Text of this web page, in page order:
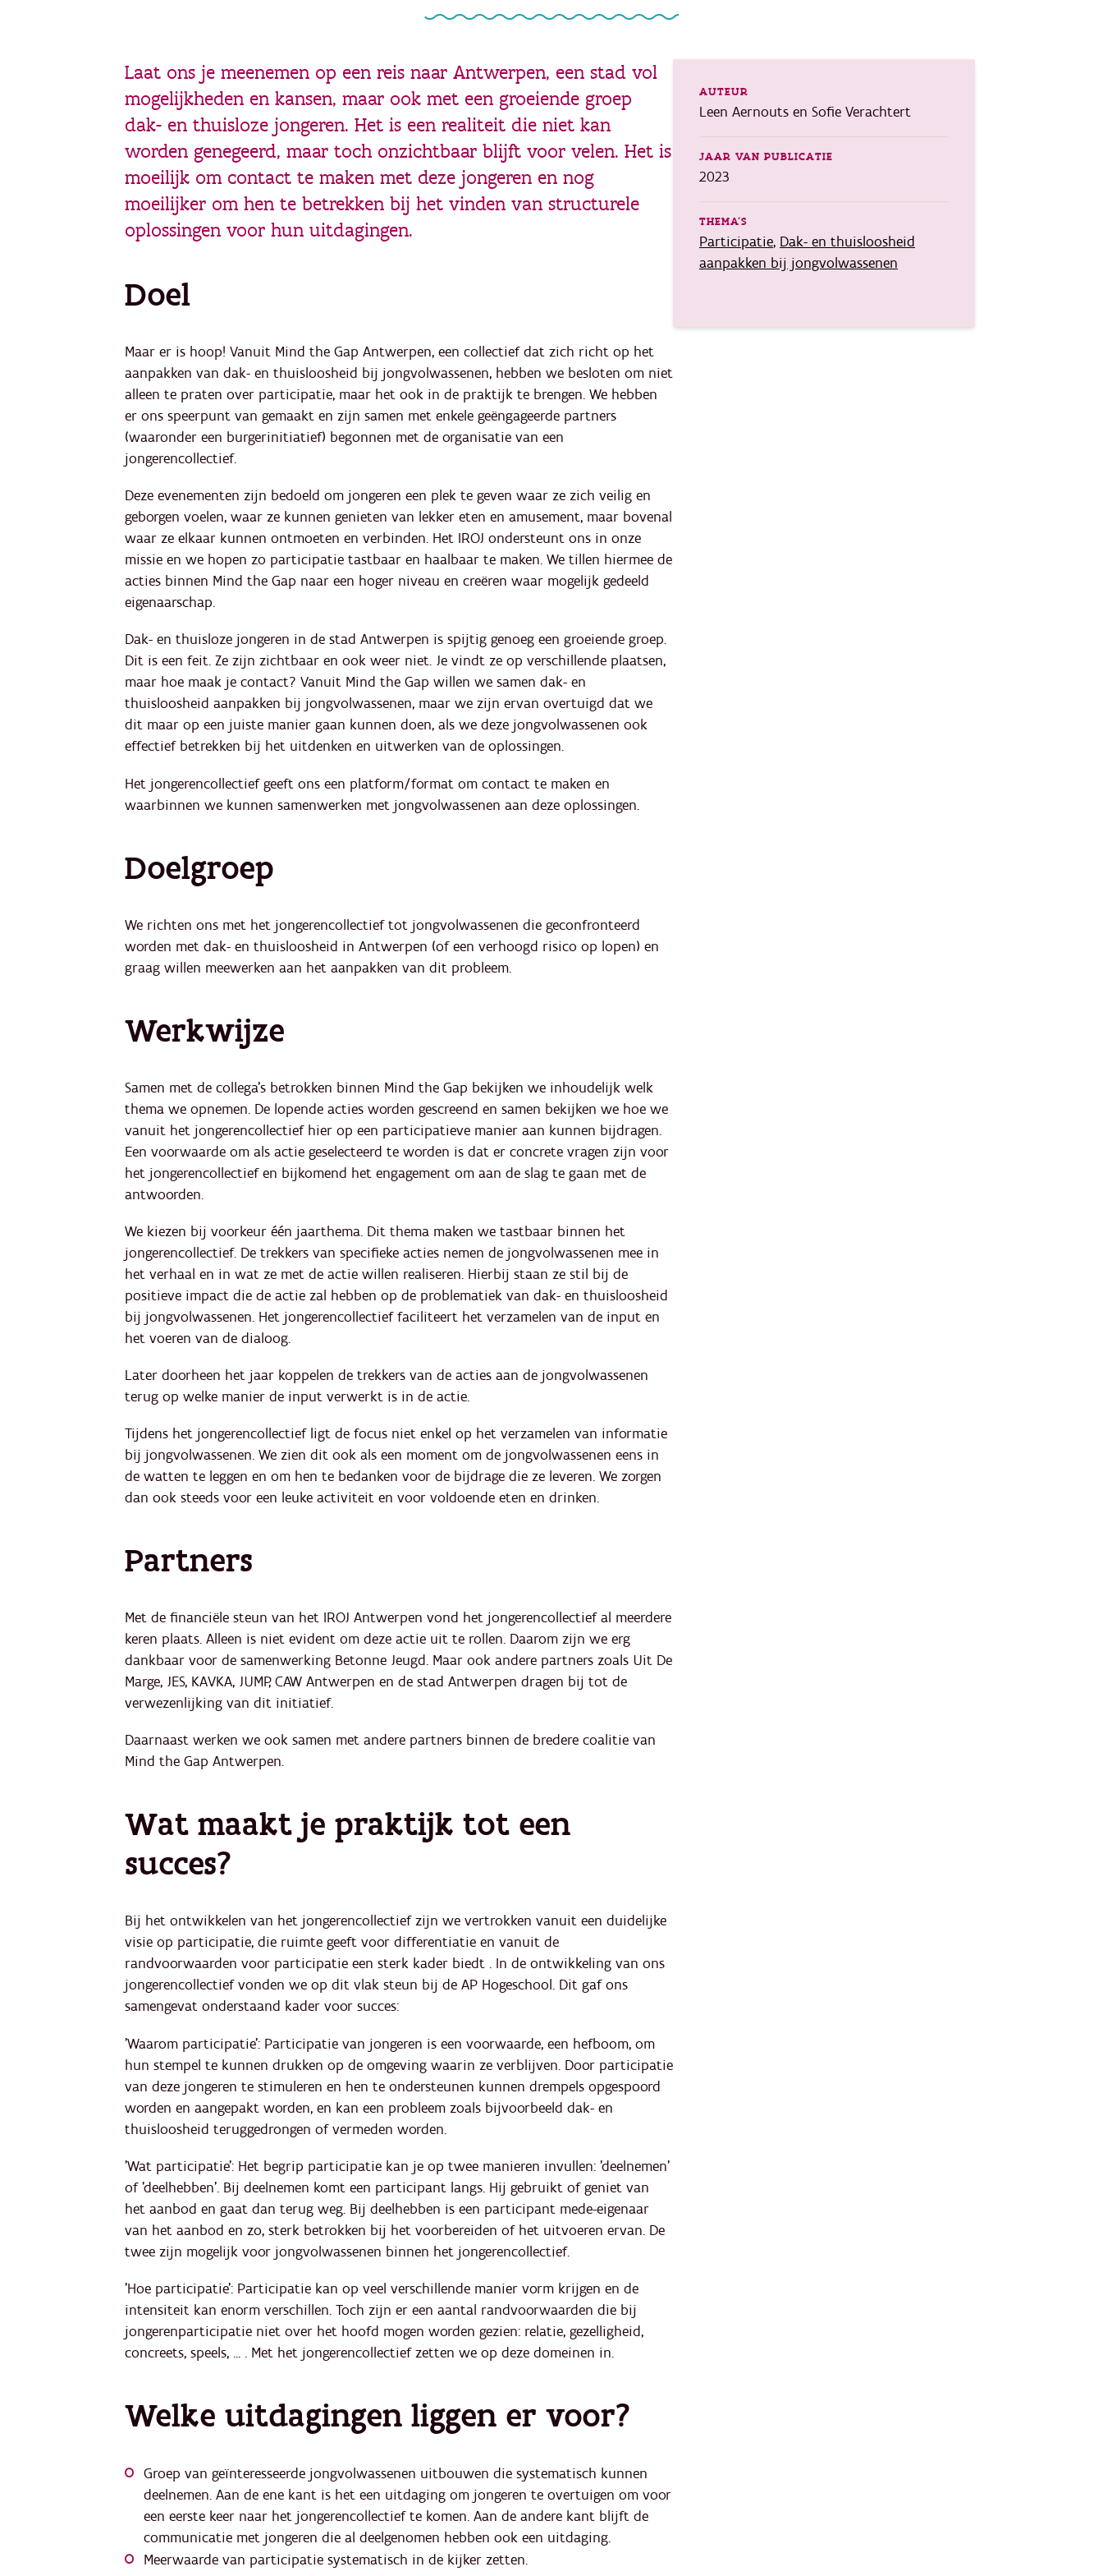
Laat ons je meenemen op een reis naar Antwerpen, een stad vol
mogelijkheden en kansen, maar ook met een groeiende groep
dak- en thuisloze jongeren. Het is een realiteit die niet kan
worden genegeerd, maar toch onzichtbaar blijft voor velen. Het is
moeilijk om contact te maken met deze jongeren en nog
moeilijker om hen te betrekken bij het vinden van structurele
oplossingen voor hun uitdagingen.
Doel
Maar er is hoop! Vanuit Mind the Gap Antwerpen, een collectief dat zich richt op het
aanpakken van dak- en thuisloosheid bij jongvolwassenen, hebben we besloten om niet
alleen te praten over participatie, maar het ook in de praktijk te brengen. We hebben
er ons speerpunt van gemaakt en zijn samen met enkele geëngageerde partners
(waaronder een burgerinitiatief) begonnen met de organisatie van een
jongerencollectief.
Deze evenementen zijn bedoeld om jongeren een plek te geven waar ze zich veilig en
geborgen voelen, waar ze kunnen genieten van lekker eten en amusement, maar bovenal
waar ze elkaar kunnen ontmoeten en verbinden. Het IROJ ondersteunt ons in onze
missie en we hopen zo participatie tastbaar en haalbaar te maken. We tillen hiermee de
acties binnen Mind the Gap naar een hoger niveau en creëren waar mogelijk gedeeld
eigenaarschap.
Dak- en thuisloze jongeren in de stad Antwerpen is spijtig genoeg een groeiende groep.
Dit is een feit. Ze zijn zichtbaar en ook weer niet. Je vindt ze op verschillende plaatsen,
maar hoe maak je contact? Vanuit Mind the Gap willen we samen dak- en
thuisloosheid aanpakken bij jongvolwassenen, maar we zijn ervan overtuigd dat we
dit maar op een juiste manier gaan kunnen doen, als we deze jongvolwassenen ook
effectief betrekken bij het uitdenken en uitwerken van de oplossingen.
Het jongerencollectief geeft ons een platform/format om contact te maken en
waarbinnen we kunnen samenwerken met jongvolwassenen aan deze oplossingen.
Doelgroep
We richten ons met het jongerencollectief tot jongvolwassenen die geconfronteerd
worden met dak- en thuisloosheid in Antwerpen (of een verhoogd risico op lopen) en
graag willen meewerken aan het aanpakken van dit probleem.
Werkwijze
Samen met de collega’s betrokken binnen Mind the Gap bekijken we inhoudelijk welk
thema we opnemen. De lopende acties worden gescreend en samen bekijken we hoe we
vanuit het jongerencollectief hier op een participatieve manier aan kunnen bijdragen.
Een voorwaarde om als actie geselecteerd te worden is dat er concrete vragen zijn voor
het jongerencollectief en bijkomend het engagement om aan de slag te gaan met de
antwoorden.
We kiezen bij voorkeur één jaarthema. Dit thema maken we tastbaar binnen het
jongerencollectief. De trekkers van specifieke acties nemen de jongvolwassenen mee in
het verhaal en in wat ze met de actie willen realiseren. Hierbij staan ze stil bij de
positieve impact die de actie zal hebben op de problematiek van dak- en thuisloosheid
bij jongvolwassenen. Het jongerencollectief faciliteert het verzamelen van de input en
het voeren van de dialoog.
Later doorheen het jaar koppelen de trekkers van de acties aan de jongvolwassenen
terug op welke manier de input verwerkt is in de actie.
Tijdens het jongerencollectief ligt de focus niet enkel op het verzamelen van informatie
bij jongvolwassenen. We zien dit ook als een moment om de jongvolwassenen eens in
de watten te leggen en om hen te bedanken voor de bijdrage die ze leveren. We zorgen
dan ook steeds voor een leuke activiteit en voor voldoende eten en drinken.
Partners
Met de financiële steun van het IROJ Antwerpen vond het jongerencollectief al meerdere
keren plaats. Alleen is niet evident om deze actie uit te rollen. Daarom zijn we erg
dankbaar voor de samenwerking Betonne Jeugd. Maar ook andere partners zoals Uit De
Marge, JES, KAVKA, JUMP, CAW Antwerpen en de stad Antwerpen dragen bij tot de
verwezenlijking van dit initiatief.
Daarnaast werken we ook samen met andere partners binnen de bredere coalitie van
Mind the Gap Antwerpen.
Wat maakt je praktijk tot een
succes?
Bij het ontwikkelen van het jongerencollectief zijn we vertrokken vanuit een duidelijke
visie op participatie, die ruimte geeft voor differentiatie en vanuit de
randvoorwaarden voor participatie een sterk kader biedt . In de ontwikkeling van ons
jongerencollectief vonden we op dit vlak steun bij de AP Hogeschool. Dit gaf ons
samengevat onderstaand kader voor succes:
'Waarom participatie': Participatie van jongeren is een voorwaarde, een hefboom, om
hun stempel te kunnen drukken op de omgeving waarin ze verblijven. Door participatie
van deze jongeren te stimuleren en hen te ondersteunen kunnen drempels opgespoord
worden en aangepakt worden, en kan een probleem zoals bijvoorbeeld dak- en
thuisloosheid teruggedrongen of vermeden worden.
'Wat participatie': Het begrip participatie kan je op twee manieren invullen: 'deelnemen'
of 'deelhebben'. Bij deelnemen komt een participant langs. Hij gebruikt of geniet van
het aanbod en gaat dan terug weg. Bij deelhebben is een participant mede-eigenaar
van het aanbod en zo, sterk betrokken bij het voorbereiden of het uitvoeren ervan. De
twee zijn mogelijk voor jongvolwassenen binnen het jongerencollectief.
'Hoe participatie': Participatie kan op veel verschillende manier vorm krijgen en de
intensiteit kan enorm verschillen. Toch zijn er een aantal randvoorwaarden die bij
jongerenparticipatie niet over het hoofd mogen worden gezien: relatie, gezelligheid,
concreets, speels, ... . Met het jongerencollectief zetten we op deze domeinen in.
Welke uitdagingen liggen er voor?
Groep van geïnteresseerde jongvolwassenen uitbouwen die systematisch kunnen
deelnemen. Aan de ene kant is het een uitdaging om jongeren te overtuigen om voor
een eerste keer naar het jongerencollectief te komen. Aan de andere kant blijft de
communicatie met jongeren die al deelgenomen hebben ook een uitdaging.
Meerwaarde van participatie systematisch in de kijker zetten.
AUTEUR
Leen Aernouts en Sofie Verachtert
JAAR VAN PUBLICATIE
2023
THEMA'S
Participatie, Dak- en thuisloosheid
aanpakken bij jongvolwassenen